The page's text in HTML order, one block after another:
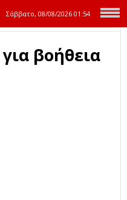
Σάββατο, 08/08/2026 01:54
βοήθεια